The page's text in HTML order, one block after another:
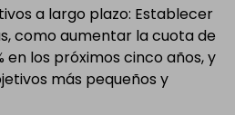
a largo plazo: Establecer
como aumentar la cuota de
en los próximos cinco años, y
más pequeños y